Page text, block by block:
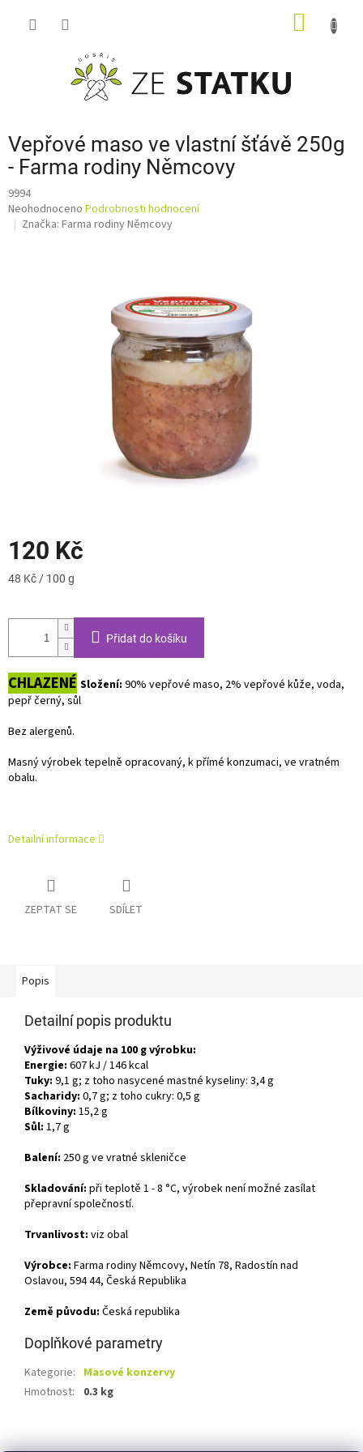
Vepřové maso ve vlastní šťávě 250g
- Farma rodiny Němcovy
9994
Průměrné
hodnocení
Neohodnoceno Podrobnosti hodnocení
Značka: Farma rodiny Němcovy
120 Kč
Měrná
48 Kč / 100 g
Přidat do košíku
CHLAZENÉ Složení: 90% vepřové maso, 2% vepřové kůže, voda,
pepř černý, sůl
Bez alergenů.
Masný výrobek tepelně opracovaný, k přímé konzumaci, ve vratném
obalu.
Detailní informace
ZEPTAT SE SDÍLET
Popis
Detailní popis produktu
Výživové údaje na 100 g výrobku:
Energie: 607 kJ / 146 kcal
Tuky: 9,1 g; z toho nasycené mastné kyseliny: 3,4 g
Sacharidy: 0,7 g; z toho cukry: 0,5 g
Bílkoviny: 15,2 g
Sůl: 1,7 g
Balení: 250 g ve vratné skleničce
Skladování: při teplotě 1 - 8 °C, výrobek není možné zasílat
přepravní společností.
Trvanlivost: viz obal
Výrobce: Farma rodiny Němcovy, Netín 78, Radostín nad
Oslavou, 594 44, Česká Republika
Země původu: Česká republika
Doplňkové parametry
Kategorie: Masové konzervy
Hmotnost: 0.3 kg